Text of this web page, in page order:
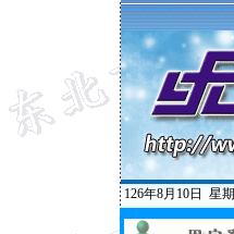
126年8月10日 星